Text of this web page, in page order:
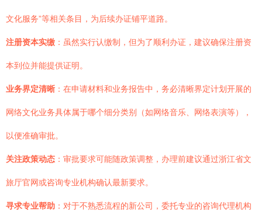
文化服务”等相关条目，为后续办证铺平道路。
注册资本实缴 ：虽然实行认缴制，但为了顺利办证，建议确保注册资
本到位并能提供证明。
业务界定清晰 ：在申请材料和业务报告中，务必清晰界定计划开展的
网络文化业务具体属于哪个细分类别（如网络音乐、网络表演等），
以便准确审批。
关注政策动态 ：审批要求可能随政策调整，办理前建议通过浙江省文
旅厅官网或咨询专业机构确认最新要求。
寻求专业帮助 ：对于不熟悉流程的新公司，委托专业的咨询代理机构